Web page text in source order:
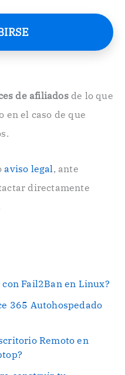
de afiliadosde lo que
en el caso de que
aviso legal , ante
directamente
Fail2Ban en Linux?
365 Autohospedado
Remoto en